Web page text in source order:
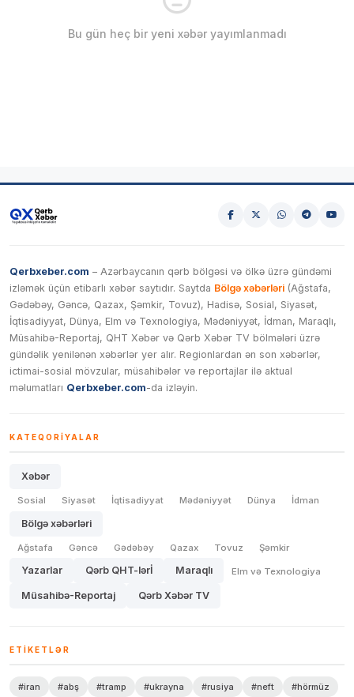
Bu gün heç bir yeni xəbər yayımlanmadı
Qerbxeber.com – Azərbaycanın qərb bölgəsi və ölkə üzrə gündəmi
izləmək üçün etibarlı xəbər saytıdır. Saytda Bölgə xəbərləri (Ağstafa,
Gədəbəy, Gəncə, Qazax, Şəmkir, Tovuz), Hadisə, Sosial, Siyasət,
İqtisadiyyat, Dünya, Elm və Texnologiya, Mədəniyyət, İdman, Maraqlı,
Müsahibə-Reportaj, QHT Xəbər və Qərb Xəbər TV bölmələri üzrə
gündəlik yenilənən xəbərlər yer alır. Regionlardan ən son xəbərlər,
ictimai-sosial mövzular, müsahibələr və reportajlar ilə aktual
məlumatları Qerbxeber.com-da izləyin.
KATEQORIYALAR
Xəbər
Sosial Siyasət İqtisadiyyat Mədəniyyət Dünya İdman
Bölgə xəbərləri
Ağstafa Gəncə Gədəbəy Qazax Tovuz Şəmkir
Yazarlar Qərb QHT-lərİ Maraqlı Elm və Texnologiya
Müsahibə-Reportaj Qərb Xəbər TV
ETIKETLƏR
#iran #abş #tramp #ukrayna #rusiya #neft #hörmüz